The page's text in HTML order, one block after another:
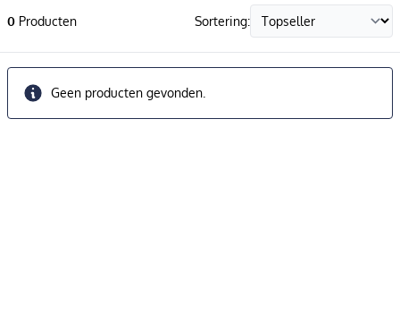
0 Producten Sortering:
Geen producten gevonden.